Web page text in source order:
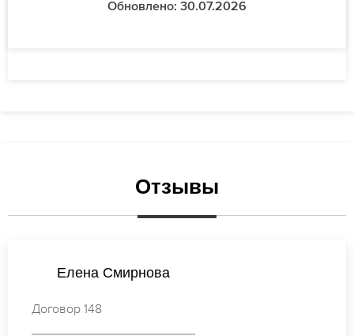
Обновлено: 30.07.2026
Отзывы
Татьяна Лебедева
Договор 697